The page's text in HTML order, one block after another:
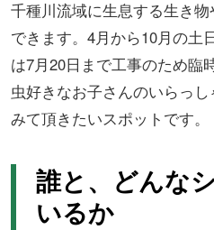
千種川流域に生息する生き
できます。4月から10月の土
は7月20日まで工事のため臨
虫好きなお子さんのいらっ
みて頂きたいスポットです。
誰と、どんな
いるか